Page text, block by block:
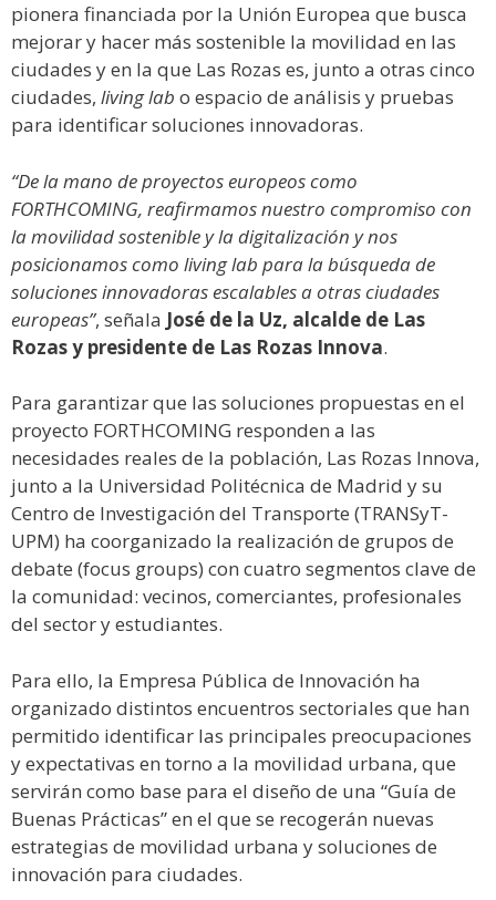
pionera financiada por la Unión Europea que busca
mejorar y hacer más sostenible la movilidad en las
ciudades y en la que Las Rozas es, junto a otras cinco
ciudades, living lab o espacio de análisis y pruebas
para identificar soluciones innovadoras.
“De la mano de proyectos europeos como
FORTHCOMING, reafirmamos nuestro compromiso con
la movilidad sostenible y la digitalización y nos
posicionamos como living lab para la búsqueda de
soluciones innovadoras escalables a otras ciudades
europeas”, señala José de la Uz, alcalde de Las
Rozas y presidente de Las Rozas Innova.
Para garantizar que las soluciones propuestas en el
proyecto FORTHCOMING responden a las
necesidades reales de la población, Las Rozas Innova,
junto a la Universidad Politécnica de Madrid y su
Centro de Investigación del Transporte (TRANSyT-
UPM) ha coorganizado la realización de grupos de
debate (focus groups) con cuatro segmentos clave de
la comunidad: vecinos, comerciantes, profesionales
del sector y estudiantes.
Para ello, la Empresa Pública de Innovación ha
organizado distintos encuentros sectoriales que han
permitido identificar las principales preocupaciones
y expectativas en torno a la movilidad urbana, que
servirán como base para el diseño de una “Guía de
Buenas Prácticas” en el que se recogerán nuevas
estrategias de movilidad urbana y soluciones de
innovación para ciudades.